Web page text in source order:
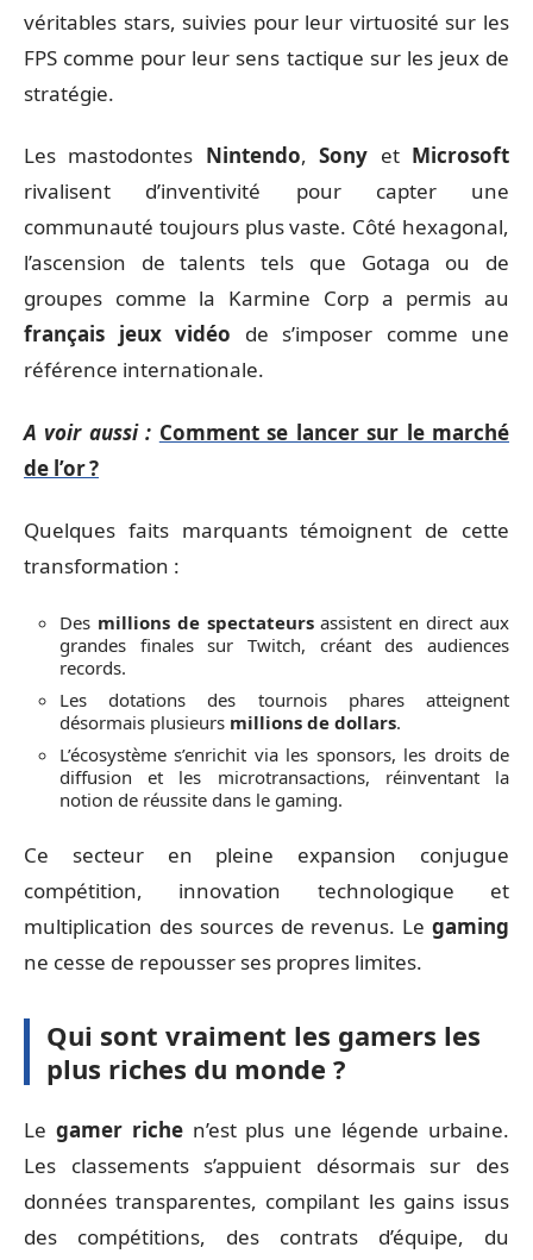
véritables stars, suivies pour leur virtuosité sur les
FPS comme pour leur sens tactique sur les jeux de
stratégie.
Les mastodontes Nintendo,Sony et Microsoft
rivalisent d’inventivité pour capter une
communauté toujours plus vaste. Côté hexagonal,
l’ascension de talents tels que Gotaga ou de
groupes comme la Karmine Corp a permis au
français jeux vidéo de s’imposer comme une
référence internationale.
A voir aussi : Comment se lancer sur le marché
de l’or ?
Quelques faits marquants témoignent de cette
transformation :
Des millions de spectateursassistent en direct aux
grandes finales sur Twitch, créant des audiences
records.
Les dotations des tournois phares atteignent
désormais plusieurs millions de dollars.
L’écosystème s’enrichit via les sponsors, les droits de
diffusion et les microtransactions, réinventant la
notion de réussite dans le gaming.
Ce secteur en pleine expansion conjugue
compétition, innovation technologique et
multiplication des sources de revenus. Le gaming
ne cesse de repousser ses propres limites.
Qui sont vraiment les gamers les
plus riches du monde ?
Le gamer richen’est plus une légende urbaine.
Les classements s’appuient désormais sur des
données transparentes, compilant les gains issus
des compétitions, des contrats d’équipe, du